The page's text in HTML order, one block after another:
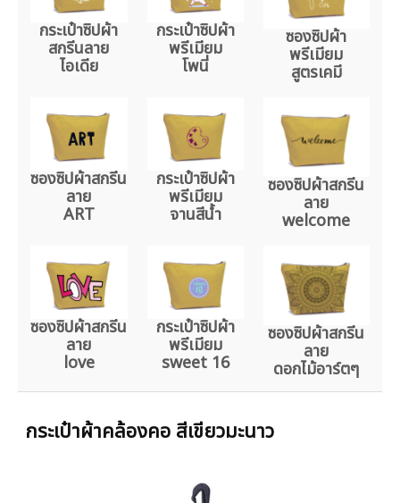
กระเป๋าซิปผ้า
สกรีนลาย
ไอเดีย
กระเป๋าซิปผ้า
พรีเมียม
โพนี่
ซองซิปผ้า
พรีเมียม
สูตรเคมี
ซองซิปผ้าสกรีน
ลาย
ART
กระเป๋าซิปผ้า
พรีเมียม
จานสีน้ำ
ซองซิปผ้าสกรีน
ลาย
welcome
ซองซิปผ้าสกรีน
ลาย
love
กระเป๋าซิปผ้า
พรีเมียม
sweet 16
ซองซิปผ้าสกรีน
ลาย
ดอกไม้อาร์ตๆ
กระเป๋าผ้าคล้องคอ สีเขียวมะนาว